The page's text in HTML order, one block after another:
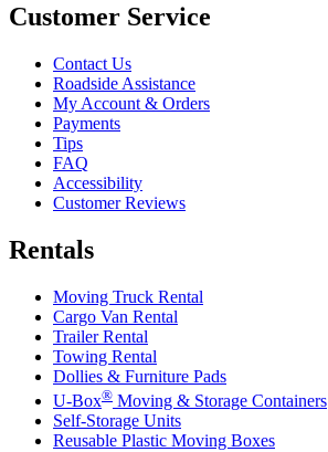
Customer Service
Contact Us
Roadside Assistance
My Account & Orders
Payments
Tips
FAQ
Accessibility
Customer Reviews
Rentals
Moving Truck Rental
Cargo Van Rental
Trailer Rental
Towing Rental
Dollies & Furniture Pads
U-Box® Moving & Storage Containers
Self-Storage Units
Reusable Plastic Moving Boxes